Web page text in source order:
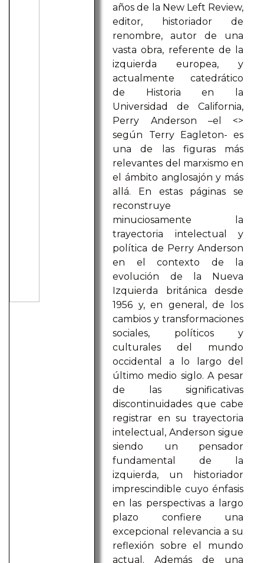
años de la New Left Review,
editor, historiador de
renombre, autor de una
vasta obra, referente de la
izquierda europea, y
actualmente catedrático
de Historia en la
Universidad de California,
Perry Anderson –el <>
según Terry Eagleton- es
una de las figuras más
relevantes del marxismo en
el ámbito anglosajón y más
allá. En estas páginas se
reconstruye
minuciosamente la
trayectoria intelectual y
política de Perry Anderson
en el contexto de la
evolución de la Nueva
Izquierda británica desde
1956 y, en general, de los
cambios y transformaciones
sociales, políticos y
culturales del mundo
occidental a lo largo del
último medio siglo. A pesar
de las significativas
discontinuidades que cabe
registrar en su trayectoria
intelectual, Anderson sigue
siendo un pensador
fundamental de la
izquierda, un historiador
imprescindible cuyo énfasis
en las perspectivas a largo
plazo confiere una
excepcional relevancia a su
reflexión sobre el mundo
actual. Además de una